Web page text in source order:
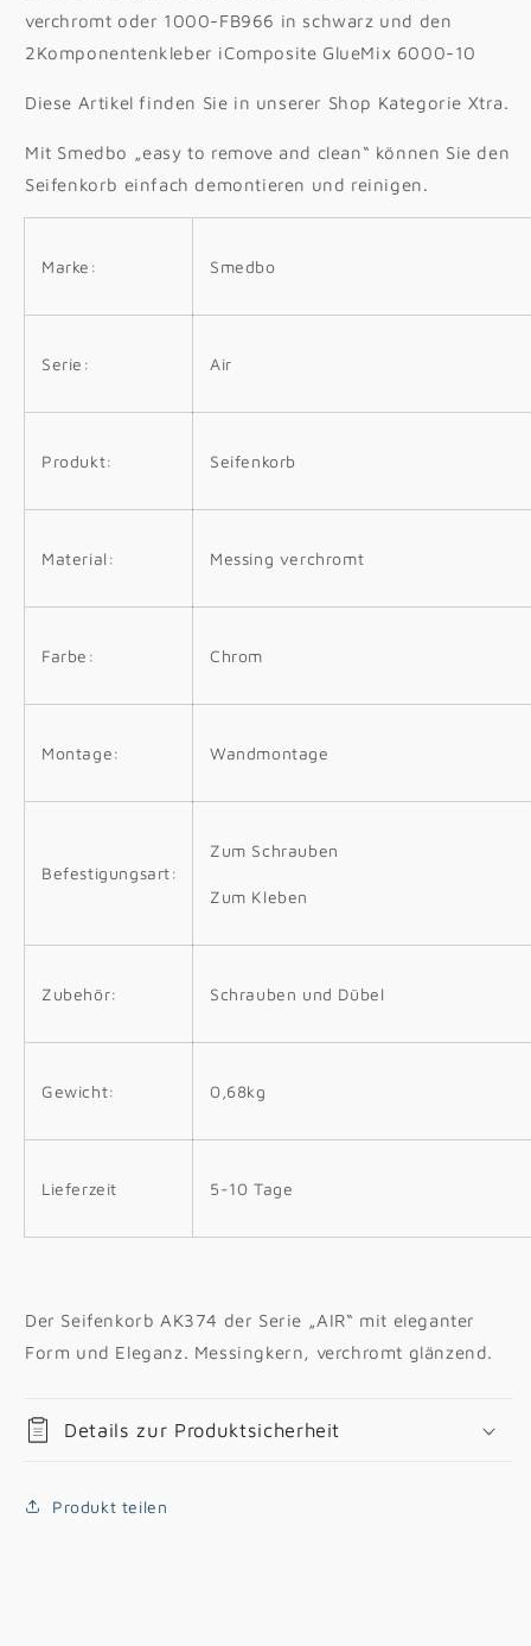
verchromt oder 1000-FB966 in schwarz und den
2Komponentenkleber iComposite GlueMix 6000-10
Diese Artikel finden Sie in unserer Shop Kategorie Xtra.
Mit Smedbo „easy to remove and clean“ können Sie den
Seifenkorb einfach demontieren und reinigen.
Marke: Smedbo
Serie: Air
Produkt: Seifenkorb
Material: Messing verchromt
Farbe: Chrom
Montage: Wandmontage
Befestigungsart:
Zum Schrauben
Zum Kleben
Zubehör: Schrauben und Dübel
Gewicht: 0,68kg
Lieferzeit 5-10 Tage
Der Seifenkorb AK374 der Serie „AIR“ mit eleganter
Form und Eleganz. Messingkern, verchromt glänzend.
Details zur Produktsicherheit
Produkt teilen